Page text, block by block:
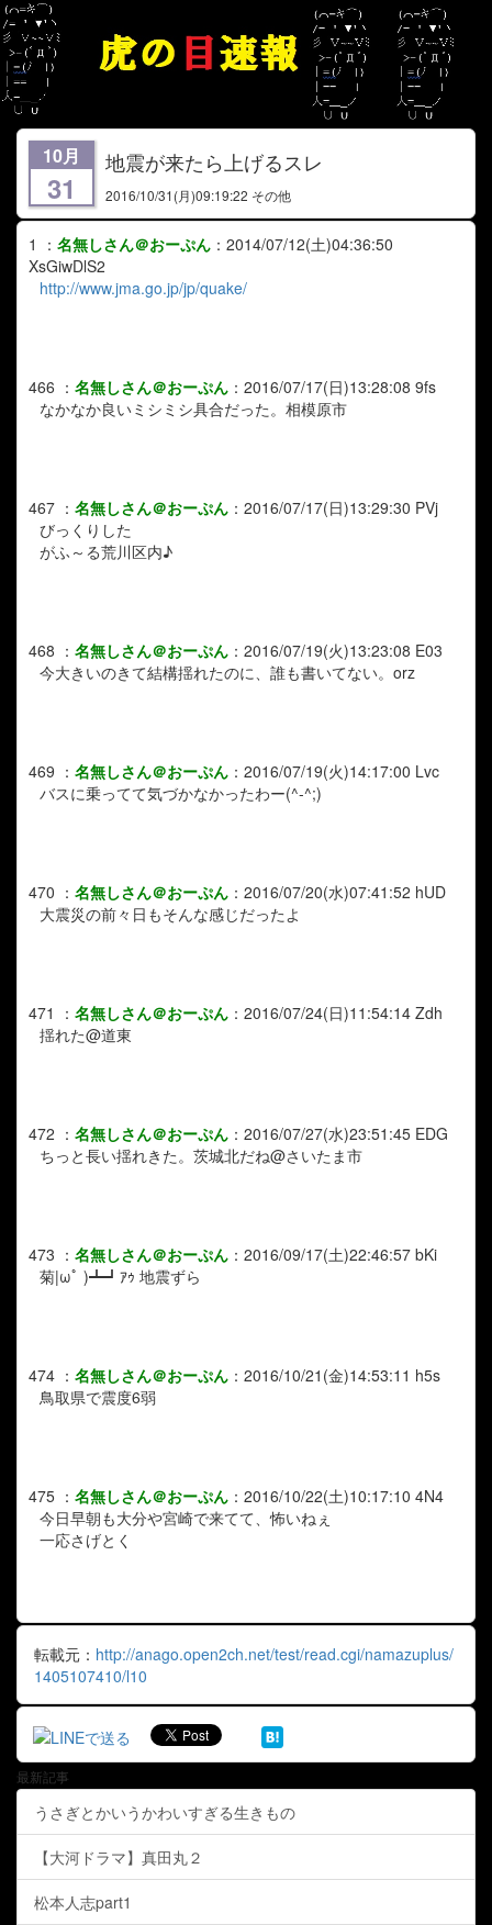
10月
31
地震が来たら上げるスレ
2016/10/31 (月)09:19:22 その他
1 ： 名無しさん＠おーぷん ： 2014/07/12(土)04:36:50
XsGiwDlS2
http://www.jma.go.jp/jp/quake/
466 ： 名無しさん＠おーぷん ： 2016/07/17(日)13:28:08 9fs
なかなか良いミシミシ具合だった。相模原市
467 ： 名無しさん＠おーぷん ： 2016/07/17(日)13:29:30 PVj
びっくりした
がふ～る荒川区内♪
468 ： 名無しさん＠おーぷん ： 2016/07/19(火)13:23:08 E03
今大きいのきて結構揺れたのに、誰も書いてない。orz
469 ： 名無しさん＠おーぷん ： 2016/07/19(火)14:17:00 Lvc
バスに乗ってて気づかなかったわー(^-^;)
470 ： 名無しさん＠おーぷん ： 2016/07/20(水)07:41:52 hUD
大震災の前々日もそんな感じだったよ
471 ： 名無しさん＠おーぷん ： 2016/07/24(日)11:54:14 Zdh
揺れた@道東
472 ： 名無しさん＠おーぷん ： 2016/07/27(水)23:51:45 EDG
ちっと長い揺れきた。茨城北だね@さいたま市
473 ： 名無しさん＠おーぷん ： 2016/09/17(土)22:46:57 bKi
菊|ωﾟ )┻┛ｱｩ 地震ずら
474 ： 名無しさん＠おーぷん ： 2016/10/21(金)14:53:11 h5s
鳥取県で震度6弱
475 ： 名無しさん＠おーぷん ： 2016/10/22(土)10:17:10 4N4
今日早朝も大分や宮崎で来てて、怖いねぇ
一応さげとく
転載元： http://anago.open2ch.net/test/read.cgi/namazuplus/
1405107410/l10
最新記事
うさぎとかいうかわいすぎる生きもの
【大河ドラマ】真田丸２
松本人志part1